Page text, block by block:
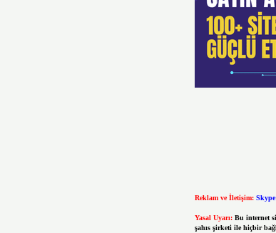
Reklam ve İletişim:
Yasal Uyarı: Bu internet
şahıs şirketi ile hiçbir